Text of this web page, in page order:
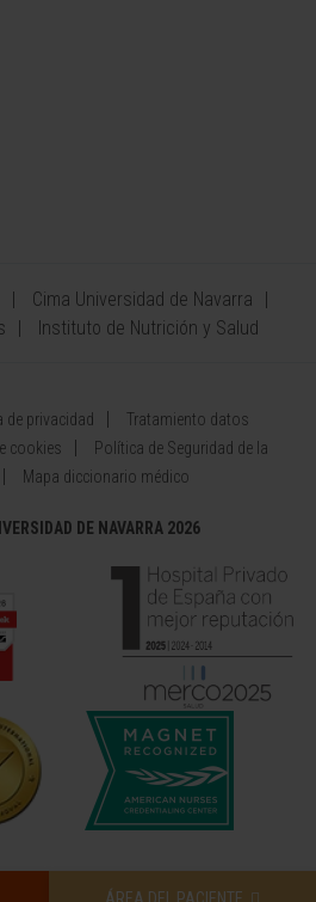
Cima Universidad de Navarra
Instituto de Nutrición y Salud
de privacidad
Tratamiento datos
cookies
Política de Seguridad de la
Mapa diccionario médico
DE NAVARRA 2026